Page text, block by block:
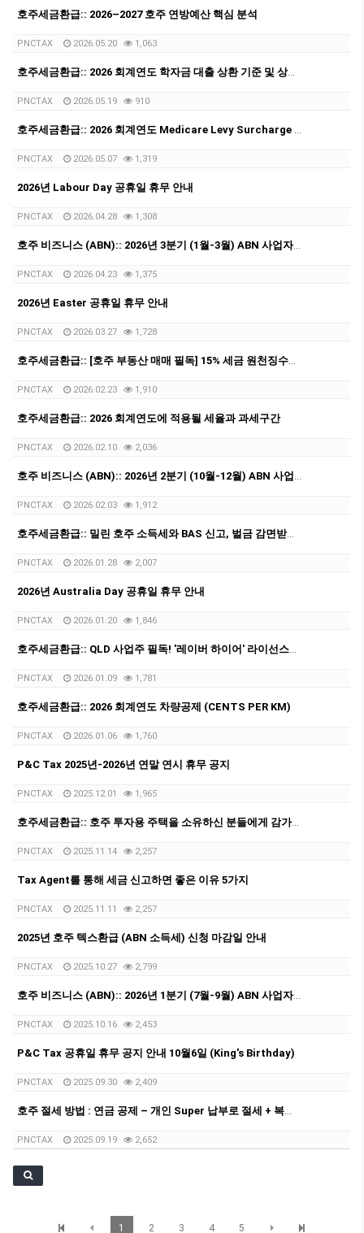
호주세금환급:: 2026–2027 호주 연방예산 핵심 분석
PNCTAX 2026.05.20 1,063
호주세금환급:: 2026 회계연도 학자금 대출 상환 기준 및 상환율
PNCTAX 2026.05.19 910
호주세금환급:: 2026 회계연도 Medicare Levy Surcharge 소득 기준과 세율 정리
PNCTAX 2026.05.07 1,319
2026년 Labour Day 공휴일 휴무 안내
PNCTAX 2026.04.28 1,308
호주 비즈니스 (ABN):: 2026년 3분기 (1월-3월) ABN 사업자 GST/BAS 신청 마감일 안내 (4월28일)
PNCTAX 2026.04.23 1,375
2026년 Easter 공휴일 휴무 안내
PNCTAX 2026.03.27 1,728
호주세금환급:: [호주 부동산 매매 필독] 15% 세금 원천징수를 피하는 방법: Clearance Certificate/Variation Notice 완벽 정리
PNCTAX 2026.02.23 1,910
호주세금환급:: 2026 회계연도에 적용될 세율과 과세구간
PNCTAX 2026.02.10 2,036
호주 비즈니스 (ABN):: 2026년 2분기 (10월-12월) ABN 사업자 GST/BAS 신청 마감일 안내 (2월28일)
PNCTAX 2026.02.03 1,912
호주세금환급:: 밀린 호주 소득세와 BAS 신고, 벌금 감면받고 비자 문제 해결하는 법 총정리
PNCTAX 2026.01.28 2,007
2026년 Australia Day 공휴일 휴무 안내
PNCTAX 2026.01.20 1,846
호주세금환급:: QLD 사업주 필독! '레이버 하이어' 라이선스에 대해서
PNCTAX 2026.01.09 1,781
호주세금환급:: 2026 회계연도 차량공제 (CENTS PER KM)
PNCTAX 2026.01.06 1,760
P&C Tax 2025년-2026년 연말 연시 휴무 공지
PNCTAX 2025.12.01 1,965
호주세금환급:: 호주 투자용 주택을 소유하신 분들에게 감가상각 리포트가 중요한 이유
PNCTAX 2025.11.14 2,257
Tax Agent를 통해 세금 신고하면 좋은 이유 5가지
PNCTAX 2025.11.11 2,257
2025년 호주 텍스환급 (ABN 소득세) 신청 마감일 안내
PNCTAX 2025.10.27 2,799
호주 비즈니스 (ABN):: 2026년 1분기 (7월-9월) ABN 사업자 GST/BAS 신청 마감일 안내
PNCTAX 2025.10.16 2,453
P&C Tax 공휴일 휴무 공지 안내 10월6일 (King's Birthday)
PNCTAX 2025.09.30 2,409
호주 절세 방법 : 연금 공제 – 개인 Super 납부로 절세 + 복리 투자 효과
PNCTAX 2025.09.19 2,652
1 2 3 4 5